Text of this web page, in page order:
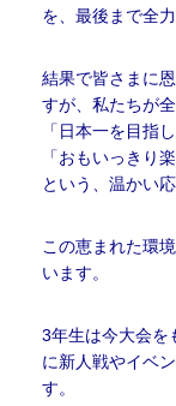
を、最後まで全
結果で皆さまに
すが、私たちが
「日本一を目指
「おもいっきり
という、温かい
この恵まれた環
います。
3年生は今大会を
に新人戦やイベ
す。